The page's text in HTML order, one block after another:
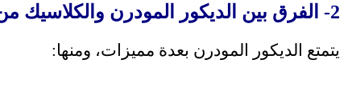
2- الفرق بين الديكور المودرن والكلاسيك من حيث المميزات
يتمتع الديكور المودرن بعدة مميزات، ومنها: